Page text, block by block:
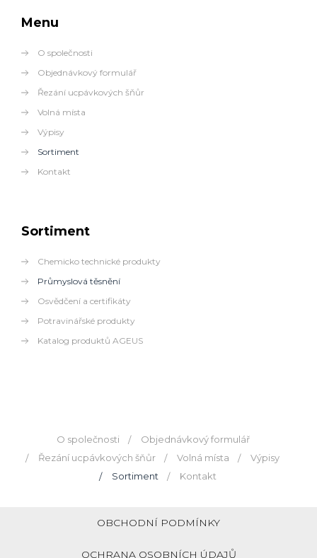
Menu
O společnosti
Objednávkový formulář
Řezání ucpávkových šňůr
Volná místa
Výpisy
Sortiment
Kontakt
Sortiment
Chemicko technické produkty
Průmyslová těsnění
Osvědčení a certifikáty
Potravinářské produkty
Katalog produktů AGEUS
O společnosti
Objednávkový formulář
Řezání ucpávkových šňůr
Volná místa
Výpisy
Sortiment
Kontakt
OBCHODNÍ PODMÍNKY
OCHRANA OSOBNÍCH ÚDAJŮ